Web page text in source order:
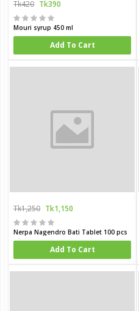
Tk420 Tk390
Mouri syrup 450 ml
Add To Cart
Tk1,250 Tk1,150
Nerpa Nagendro Bati Tablet 100 pcs
Add To Cart